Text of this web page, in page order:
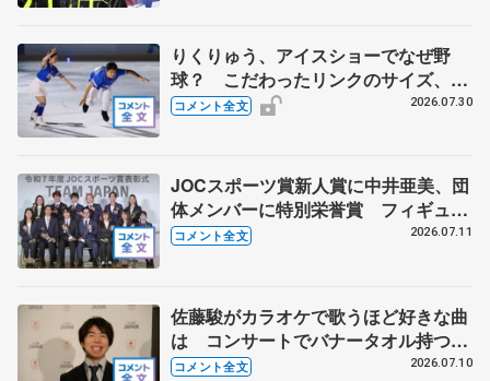
りくりゅう、アイスショーでなぜ野
球？ こだわったリンクのサイズ、試
合同様の迫力を 【THE DESTINYリ
コメント全文 2026.07.30
JOCスポーツ賞新人賞に中井亜美、団
体メンバーに特別栄誉賞 フィギュア
スケートに別のスポーツを組み合わせ
コメント全文 2026.07.11
佐藤駿がカラオケで歌うほど好きな曲
は コンサートでバナータオル持つ観
客に感謝 【オリンピックコンサー
コメント全文 2026.07.10